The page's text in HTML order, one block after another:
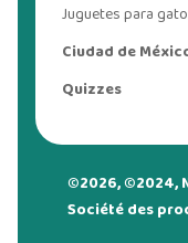
Juguetes para
Ciudad de
Quizzes
©2026, ©2024,
Société des